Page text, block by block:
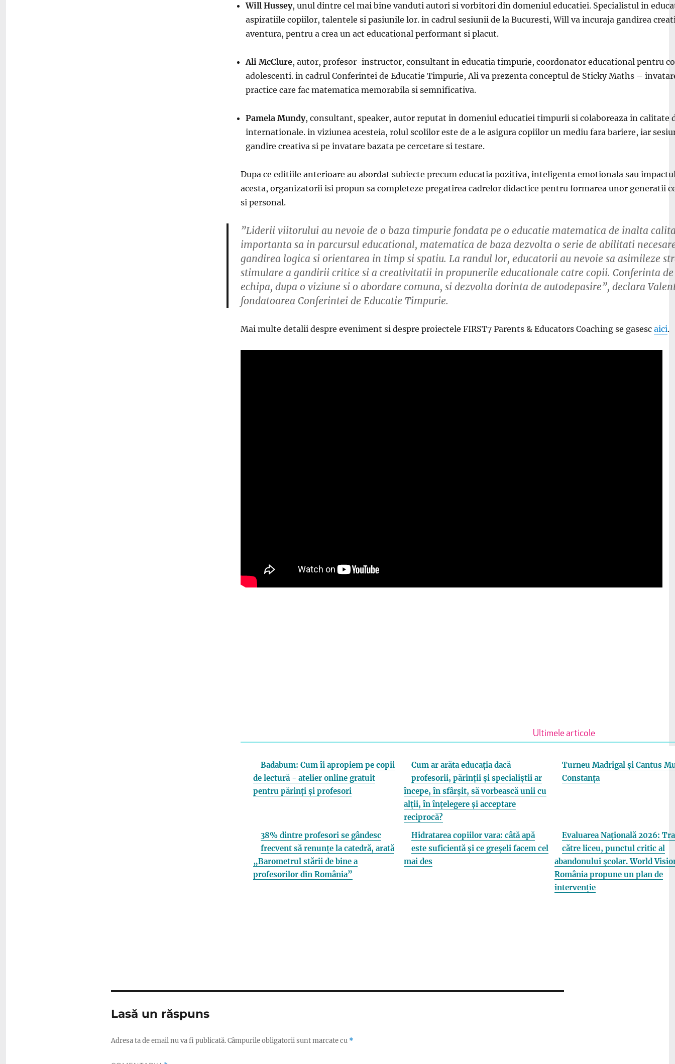
Will Hussey, unul dintre cel mai bine vanduti autori si vorbitori din domeniul educatiei. Specialistul in
aspiratiile copiilor, talentele si pasiunile lor. in cadrul sesiunii de la Bucuresti, Will va incuraja gandirea
aventura, pentru a crea un act educational performant si placut.
Ali McClure, autor, profesor-instructor, consultant in educatia timpurie, coordonator educational pentru
adolescenti. in cadrul Conferintei de Educatie Timpurie, Ali va prezenta conceptul de Sticky Maths –
practice care fac matematica memorabila si semnificativa.
Pamela Mundy, consultant, speaker, autor reputat in domeniul educatiei timpurii si colaboreaza in
internationale. in viziunea acesteia, rolul scolilor este de a le asigura copiilor un mediu fara bariere, iar
gandire creativa si pe invatare bazata pe cercetare si testare.
Dupa ce editiile anterioare au abordat subiecte precum educatia pozitiva, inteligenta emotionala sau
acesta, organizatorii isi propun sa completeze pregatirea cadrelor didactice pentru formarea unor generatii
si personal.
”Liderii viitorului au nevoie de o baza timpurie fondata pe o educatie matematica de inalta
importanta sa in parcursul educational, matematica de baza dezvolta o serie de abilitati
gandirea logica si orientarea in timp si spatiu. La randul lor, educatorii au nevoie sa asimileze
stimulare a gandirii critice si a creativitatii in propunerile educationale catre copii. Conferinta
echipa, dupa o viziune si o abordare comuna, si dezvolta dorinta de autodepasire”, declara
fondatoarea Conferintei de Educatie Timpurie.
Mai multe detalii despre eveniment si despre proiectele FIRST7 Parents & Educators Coaching se gasesc aici.
Ultimele articole
Badabum: Cum îi apropiem pe copii
de lectură - atelier online gratuit
pentru părinți și profesori
Cum ar arăta educația dacă
profesorii, părinții și specialiștii ar
începe, în sfârșit, să vorbească unii cu
alții, în înțelegere și acceptare
reciprocă?
Turneu Madrigal și Cantus
Constanța
38% dintre profesori se gândesc
frecvent să renunțe la catedră, arată
„Barometrul stării de bine a
profesorilor din România”
Hidratarea copiilor vara: câtă apă
este suficientă și ce greșeli facem cel
mai des
Evaluarea Națională 2026:
către liceu, punctul critic al
abandonului școlar. World
România propune un plan de
intervenție
Lasă un răspuns
Adresa ta de email nu va fi publicată.Câmpurile obligatorii sunt marcate cu *